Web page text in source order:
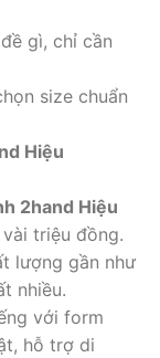
gì, chỉ cần
size chuẩn
Hiệu
2hand Hiệu
triệu đồng.
lượng gần như
nhiều.
với form
hỗ trợ di